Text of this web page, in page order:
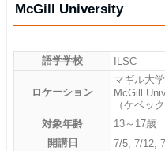
McGill University
語学学校 ILSC
ロケーション
マギル大学
McGill
（ケベッ
対象年齢
13～17歳
開講日
7/5, 7/12,